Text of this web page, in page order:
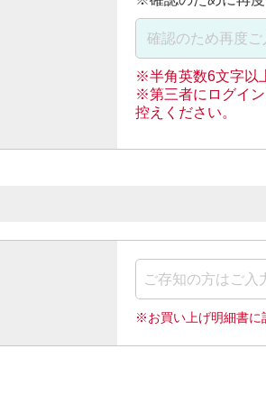
※半角英数6文字以
※第三者にログイ
控えください。
※お買い上げ明細書に